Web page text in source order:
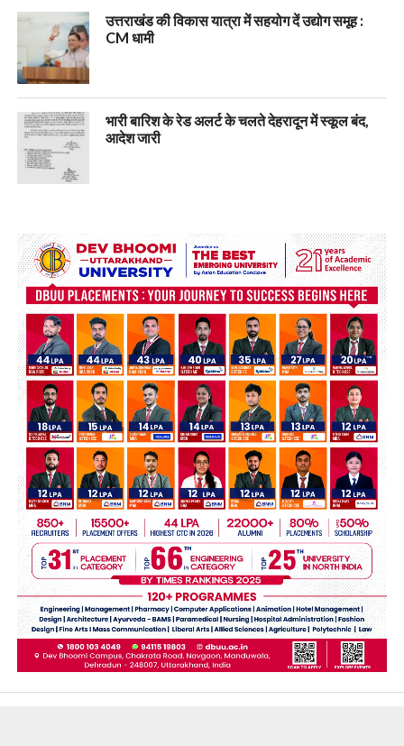
उत्तराखंड की विकास यात्रा में सहयोग दें उद्योग समूह :
CM धामी
भारी बारिश के रेड अलर्ट के चलते देहरादून में स्कूल बंद,
आदेश जारी